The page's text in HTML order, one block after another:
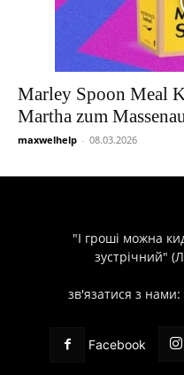
Marley Spoon Meal
Martha zum
maxwelhelp - 08.03.2026
"І гроші можна
зустрічний"
зв'язатися з нами:
Facebook